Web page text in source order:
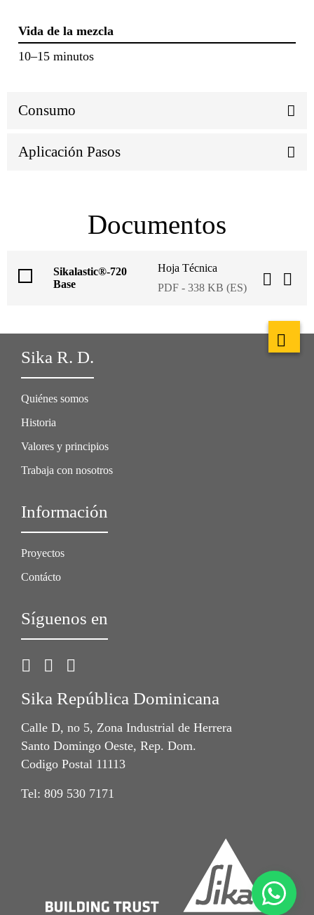
Vida de la mezcla
10–15 minutos
Consumo
Aplicación Pasos
Documentos
Sikalastic®-720
Base
Hoja Técnica
PDF - 338 KB (ES)
Sika R. D.
Quiénes somos
Historia
Valores y principios
Trabaja con nosotros
Información
Proyectos
Contácto
Síguenos en
Sika República Dominicana
Calle D, no 5, Zona Industrial de Herrera
Santo Domingo Oeste, Rep. Dom.
Codigo Postal 11113
Tel: 809 530 7171